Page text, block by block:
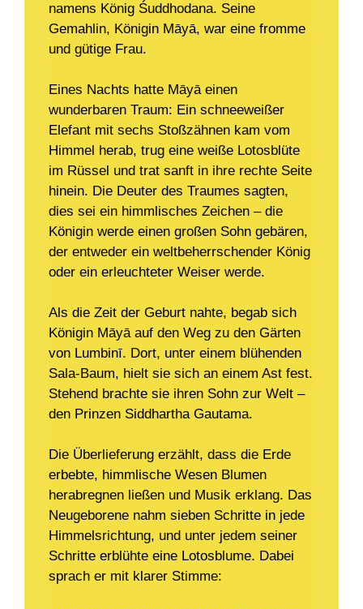
namens König Śuddhodana. Seine
Gemahlin, Königin Māyā, war eine fromme
und gütige Frau.
Eines Nachts hatte Māyā einen
wunderbaren Traum: Ein schneeweißer
Elefant mit sechs Stoßzähnen kam vom
Himmel herab, trug eine weiße Lotosblüte
im Rüssel und trat sanft in ihre rechte Seite
hinein. Die Deuter des Traumes sagten,
dies sei ein himmlisches Zeichen – die
Königin werde einen großen Sohn gebären,
der entweder ein weltbeherrschender König
oder ein erleuchteter Weiser werde.
Als die Zeit der Geburt nahte, begab sich
Königin Māyā auf den Weg zu den Gärten
von Lumbinī. Dort, unter einem blühenden
Sala-Baum, hielt sie sich an einem Ast fest.
Stehend brachte sie ihren Sohn zur Welt –
den Prinzen Siddhartha Gautama.
Die Überlieferung erzählt, dass die Erde
erbebte, himmlische Wesen Blumen
herabregnen ließen und Musik erklang. Das
Neugeborene nahm sieben Schritte in jede
Himmelsrichtung, und unter jedem seiner
Schritte erblühte eine Lotosblume. Dabei
sprach er mit klarer Stimme: